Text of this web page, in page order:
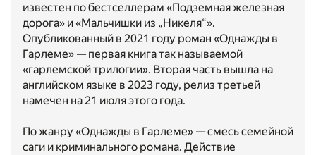
известен по бестселлерам «Подземная железная
дорога» и «Мальчишки из „Никеля“».
Опубликованный в 2021 году роман «Однажды в
Гарлеме» — первая книга так называемой
«гарлемской трилогии». Вторая часть вышла на
английском языке в 2023 году, релиз третьей
намечен на 21 июля этого года.
По жанру «Однажды в Гарлеме» — смесь семейной
саги и криминального романа. Действие